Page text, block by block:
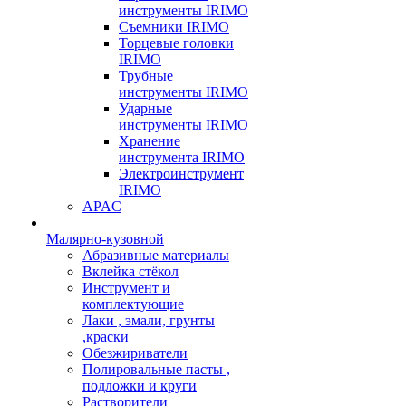
инструменты IRIMO
Съемники IRIMO
Торцевые головки
IRIMO
Трубные
инструменты IRIMO
Ударные
инструменты IRIMO
Хранение
инструмента IRIMO
Электроинструмент
IRIMO
APAC
Малярно-кузовной
Абразивные материалы
Вклейка стёкол
Инструмент и
комплектующие
Лаки , эмали, грунты
,краски
Обезжириватели
Полировальные пасты ,
подложки и круги
Растворители